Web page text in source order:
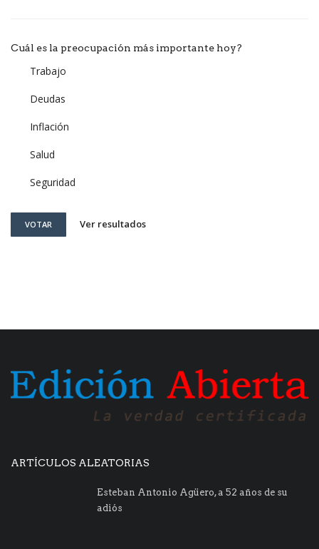
Cuál es la preocupación más importante hoy?
Trabajo
Deudas
Inflación
Salud
Seguridad
VOTAR Ver resultados
ARTÍCULOS ALEATORIAS
Esteban Antonio Agüero, a 52 años de su
adiós